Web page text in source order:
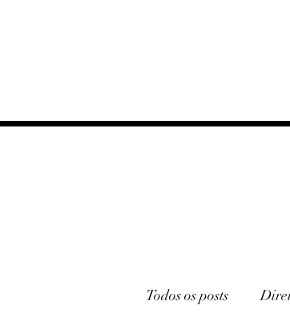
Todos os posts